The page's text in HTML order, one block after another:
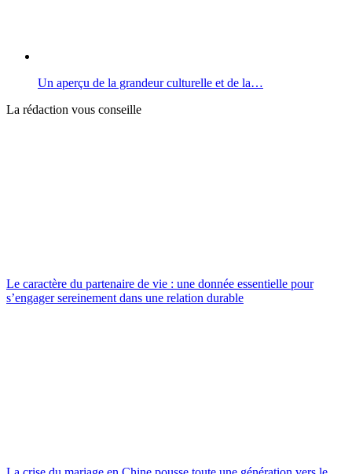
Un aperçu de la grandeur culturelle et de la…
La rédaction vous conseille
Le caractère du partenaire de vie : une donnée essentielle pour
s’engager sereinement dans une relation durable